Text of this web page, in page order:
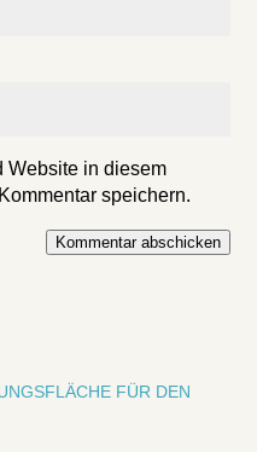
Website in diesem
speichern.
Kommentar abschicken
FÜR DEN